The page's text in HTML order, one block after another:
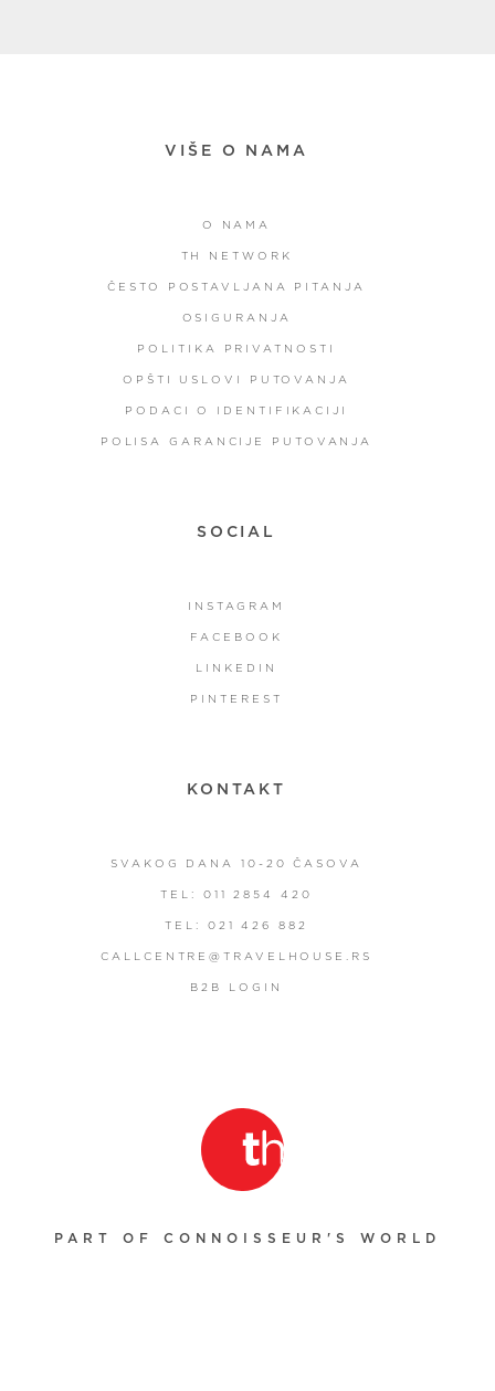
VIŠE O NAMA
O NAMA
TH NETWORK
ČESTO POSTAVLJANA PITANJA
OSIGURANJA
POLITIKA PRIVATNOSTI
OPŠTI USLOVI PUTOVANJA
PODACI O IDENTIFIKACIJI
POLISA GARANCIJE PUTOVANJA
SOCIAL
INSTAGRAM
FACEBOOK
LINKEDIN
PINTEREST
KONTAKT
SVAKOG DANA 10-20 ČASOVA
TEL: 011 2854 420
TEL: 021 426 882
CALLCENTRE@TRAVELHOUSE.RS
B2B LOGIN
PART OF CONNOISSEUR'S WORLD